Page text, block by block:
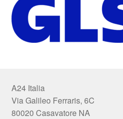
A24 Italia
Via Galileo Ferraris, 6C
80020 Casavatore NA